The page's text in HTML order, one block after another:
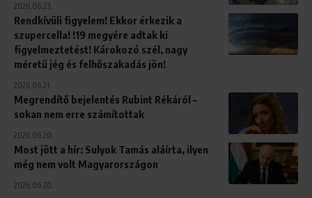
2026.06.23.
Rendkívüli figyelem! Ekkor érkezik a
szupercella! !19 megyére adtak ki
figyelmeztetést! Károkozó szél, nagy
méretű jég és felhőszakadás jön!
2026.06.21.
Megrendítő bejelentés Rubint Rékáról –
sokan nem erre számítottak
2026.06.20.
Most jött a hír: Sulyok Tamás aláírta, ilyen
még nem volt Magyarországon
2026.06.20.